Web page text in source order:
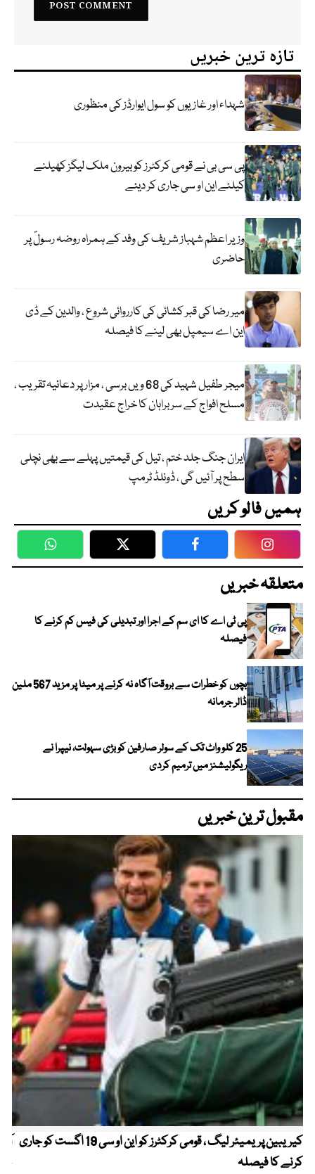
تازہ ترین خبریں
شہداء اور غازیوں کو سول ایوارڈز کی منظوری
پی سی بی نے قومی کرکٹرز کو بیرون ملک لیگز کھیلنے
کیلئے این او سی جاری کر دیئے
وزیر اعظم شہباز شریف کی وفد کے ہمراہ روضہ رسولؐ پر
حاضری
میر رضا کی قبر کشائی کی کارروائی شروع ، والدین کے ڈی
این اے سیمپل بھی لینے کا فیصلہ
میجر طفیل شہید کی 68 ویں برسی ، مزار پر دعائیہ تقریب ،
مسلح افواج کے سربراہان کا خراج عقیدت
ایران جنگ جلد ختم ، تیل کی قیمتیں پہلے سے بھی نچلی
سطح پر آئیں گی ، ڈونلڈ ٹرمپ
ہمیں فالو کریں
WhatsApp Twitter Facebook
متعلقہ خبریں
پی ٹی اے کا ای سم کے اجرا اور تبدیلی کی فیس کم کرنے کا
فیصلہ
بچوں کو خطرات سے بروقت آگاہ نہ کرنے پر میٹا پر مزید 567 ملین
ڈالر جرمانہ
25 کلو واٹ تک کے سولر صارفین کو بڑی سہولت، نیپرا نے
ریگولیشنز میں ترمیم کردی
مقبول ترین خبریں
کیریبین پریمیئر لیگ ، قومی کرکٹرز کو این او سی 19 اگست کو جاری
کرنے کا فیصلہ